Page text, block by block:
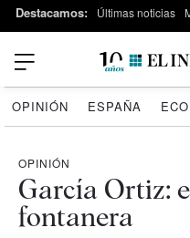
Destacamos: Últimas noticias
OPINIÓN ESPAÑA
OPINIÓN
García Ortiz:
fontanera